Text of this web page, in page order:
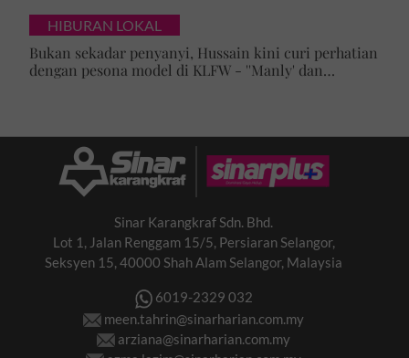
HIBURAN LOKAL
Bukan sekadar penyanyi, Hussain kini curi perhatian
dengan pesona model di KLFW - ''Manly' dan
Sinar Karangkraf Sdn. Bhd.
Lot 1, Jalan Renggam 15/5, Persiaran Selangor,
Seksyen 15, 40000 Shah Alam Selangor, Malaysia
6019-2329 032
meen.tahrin@sinarharian.com.my
arziana@sinarharian.com.my